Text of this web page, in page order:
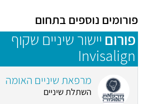
פורומים נוספים בתחום
פורום יישור שיניים שקוף
Invisalign
מרפאת שיניים האומה
השתלת שיניים